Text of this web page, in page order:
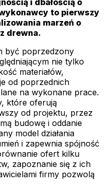
to pierwszy
marzeń o
drewna.
być poprzedzony
nie tylko
materiałów,
od poprzednich
na wykonane prace.
które oferują
od projektu, przez
budowę i oddanie
model działania
i zapewnia spójność
ofert kilku
zapoznanie się z ich
firmy pozwolą